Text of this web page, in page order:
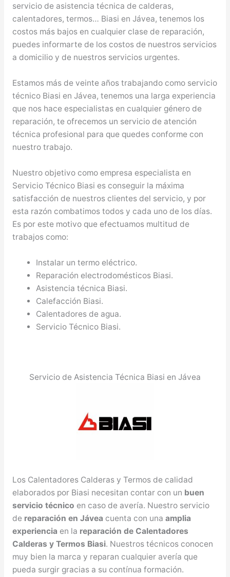
servicio de asistencia técnica de calderas,
calentadores, termos… Biasi en Jávea, tenemos los
costos más bajos en cualquier clase de reparación,
puedes informarte de los costos de nuestros servicios
a domicilio y de nuestros servicios urgentes.
Estamos más de veinte años trabajando como servicio
técnico Biasi en Jávea, tenemos una larga experiencia
que nos hace especialistas en cualquier género de
reparación, te ofrecemos un servicio de atención
técnica profesional para que quedes conforme con
nuestro trabajo.
Nuestro objetivo como empresa especialista en
Servicio Técnico Biasi es conseguir la máxima
satisfacción de nuestros clientes del servicio, y por
esta razón combatimos todos y cada uno de los días.
Es por este motivo que efectuamos multitud de
trabajos como:
Instalar un termo eléctrico.
Reparación electrodomésticos Biasi.
Asistencia técnica Biasi.
Calefacción Biasi.
Calentadores de agua.
Servicio Técnico Biasi.
Servicio de Asistencia Técnica Biasi en Jávea
Los Calentadores Calderas y Termos de calidad
elaborados por Biasi necesitan contar con un buen
servicio técnico en caso de avería. Nuestro servicio
de reparación en Jávea cuenta con una amplia
experiencia en la reparación de Calentadores
Calderas y Termos Biasi. Nuestros técnicos conocen
muy bien la marca y reparan cualquier avería que
pueda surgir gracias a su contínua formación.